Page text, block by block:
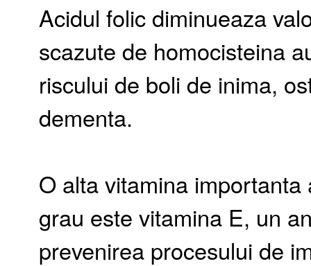
Acidul folic diminueaza
scazute de homocisteina
riscului de boli de inima,
dementa.
O alta vitamina
grau este vitamina E, un
prevenirea procesului de